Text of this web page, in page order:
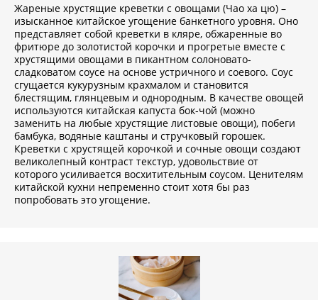
Жареные хрустящие креветки с овощами (Чао ха цю) –
изысканное китайское угощение банкетного уровня. Оно
представляет собой креветки в кляре, обжаренные во
фритюре до золотистой корочки и прогретые вместе с
хрустящими овощами в пикантном солоновато-
сладковатом соусе на основе устричного и соевого. Соус
сгущается кукурузным крахмалом и становится
блестящим, глянцевым и однородным. В качестве овощей
используются китайская капуста бок-чой (можно
заменить на любые хрустящие листовые овощи), побеги
бамбука, водяные каштаны и стручковый горошек.
Креветки с хрустящей корочкой и сочные овощи создают
великолепный контраст текстур, удовольствие от
которого усиливается восхитительным соусом. Ценителям
китайской кухни непременно стоит хотя бы раз
попробовать это угощение.